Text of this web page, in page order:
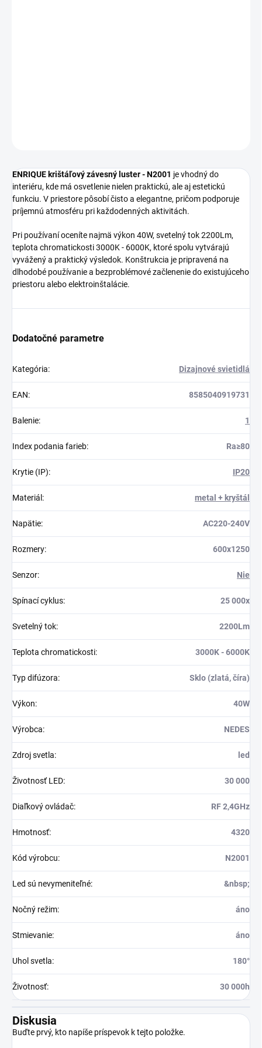
ENRIQUE krištáľový závesný luster - N2001 je vhodný do
interiéru, kde má osvetlenie nielen praktickú, ale aj estetickú
funkciu. V priestore pôsobí čisto a elegantne, pričom podporuje
príjemnú atmosféru pri každodenných aktivitách.
Pri používaní oceníte najmä výkon 40W, svetelný tok 2200Lm,
teplota chromatickosti 3000K - 6000K, ktoré spolu vytvárajú
vyvážený a praktický výsledok. Konštrukcia je pripravená na
dlhodobé používanie a bezproblémové začlenenie do existujúceho
priestoru alebo elektroinštalácie.
Dodatočné parametre
Kategória: Dizajnové svietidlá
EAN: 8585040919731
Balenie: 1
Index podania farieb: Ra≥80
Krytie (IP): IP20
Materiál : metal + kryštál
Napätie: AC220-240V
Rozmery: 600x1250
Senzor: Nie
Spínací cyklus: 25 000x
Svetelný tok: 2200Lm
Teplota chromatickosti: 3000K - 6000K
Typ difúzora: Sklo (zlatá, číra)
Výkon: 40W
Výrobca: NEDES
Zdroj svetla: led
Životnosť LED: 30 000
Diaľkový ovládač: RF 2,4GHz
Hmotnosť: 4320
Kód výrobcu: N2001
Led sú nevymeniteľné: &nbsp;
Nočný režim: áno
Stmievanie: áno
Uhol svetla: 180°
Životnosť: 30 000h
Diskusia
Buďte prvý, kto napíše príspevok k tejto položke.